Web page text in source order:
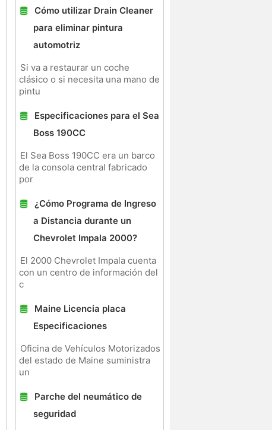
Cómo utilizar Drain Cleaner
para eliminar pintura
automotriz
Si va a restaurar un coche
clásico o si necesita una mano de
pintu
Especificaciones para el Sea
Boss 190CC
El Sea Boss 190CC era un barco
de la consola central fabricado
por
¿Cómo Programa de Ingreso
a Distancia durante un
Chevrolet Impala 2000?
El 2000 Chevrolet Impala cuenta
con un centro de información del
c
Maine Licencia placa
Especificaciones
Oficina de Vehículos Motorizados
del estado de Maine suministra
un
Parche del neumático de
seguridad